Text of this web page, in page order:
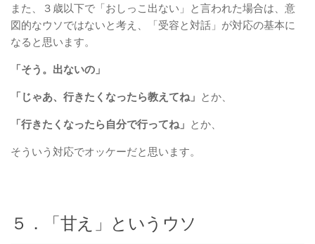
また、３歳以下で「おしっこ出ない」と言われた場合は、意
図的なウソではないと考え、「受容と対話」が対応の基本に
なると思います。
「そう。出ないの」
「じゃあ、行きたくなったら教えてね」 とか、
「行きたくなったら自分で行ってね」 とか、
そういう対応でオッケーだと思います。
５．「甘え」というウソ